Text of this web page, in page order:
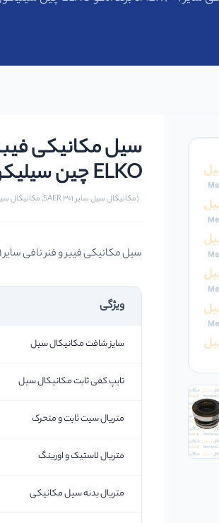
ELKO چین سیلیکون سیلیکون وایتون سایز 35 میلیمتر
(مکانیکال سیل سایر SAER 301, مکانیکال سیل و آب بندهای مکانیکی)
سیل مکانیکی فیبر و فنر نافی سایر SAER 301 برند الکو ELKO چین سیلیکون سیلیکون وایتون سایز 35 میلیمتر
ویژگی
سایز شافت مکانیکال سیل
تایپ کفی ثابت مکانیکال سیل
متریال سیت ثابت و متحرک
متریال لاستیک و اورینگ
متریال بدنه سیل مکانیکی